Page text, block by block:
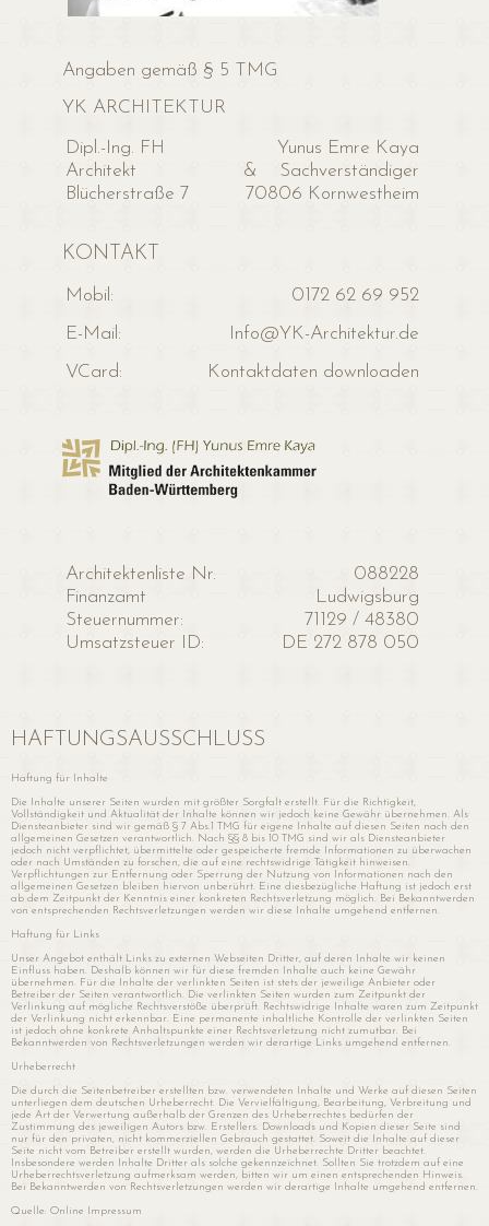
Angaben gemäß § 5 TMG
YK ARCHITEKTUR
Dipl.-Ing. FH
Yunus Emre Kaya
Architekt
& Sachverständiger
Blücherstraße 7
70806 Kornwestheim
KONTAKT
Mobil: 0172 62 69 952
E-Mail: Info@YK-Architektur.de
VCard: Kontaktdaten downloaden
Architektenliste Nr.
088228
Finanzamt
Ludwigsburg
Steuernummer:
71129 / 48380
Umsatzsteuer ID:
DE 272 878 050
HAFTUNGSAUSSCHLUSS
Haftung für Inhalte
Die Inhalte unserer Seiten wurden mit größter Sorgfalt erstellt. Für die Richtigkeit,
Vollständigkeit und Aktualität der Inhalte können wir jedoch keine Gewähr übernehmen. Als
Diensteanbieter sind wir gemäß § 7 Abs.1 TMG für eigene Inhalte auf diesen Seiten nach den
allgemeinen Gesetzen verantwortlich. Nach §§ 8 bis 10 TMG sind wir als Diensteanbieter
jedoch nicht verpflichtet, übermittelte oder gespeicherte fremde Informationen zu überwachen
oder nach Umständen zu forschen, die auf eine rechtswidrige Tätigkeit hinweisen.
Verpflichtungen zur Entfernung oder Sperrung der Nutzung von Informationen nach den
allgemeinen Gesetzen bleiben hiervon unberührt. Eine diesbezügliche Haftung ist jedoch erst
ab dem Zeitpunkt der Kenntnis einer konkreten Rechtsverletzung möglich. Bei Bekanntwerden
von entsprechenden Rechtsverletzungen werden wir diese Inhalte umgehend entfernen.
Haftung für Links
Unser Angebot enthält Links zu externen Webseiten Dritter, auf deren Inhalte wir keinen
Einfluss haben. Deshalb können wir für diese fremden Inhalte auch keine Gewähr
übernehmen. Für die Inhalte der verlinkten Seiten ist stets der jeweilige Anbieter oder
Betreiber der Seiten verantwortlich. Die verlinkten Seiten wurden zum Zeitpunkt der
Verlinkung auf mögliche Rechtsverstöße überprüft. Rechtswidrige Inhalte waren zum Zeitpunkt
der Verlinkung nicht erkennbar. Eine permanente inhaltliche Kontrolle der verlinkten Seiten
ist jedoch ohne konkrete Anhaltspunkte einer Rechtsverletzung nicht zumutbar. Bei
Bekanntwerden von Rechtsverletzungen werden wir derartige Links umgehend entfernen.
Urheberrecht
Die durch die Seitenbetreiber erstellten bzw. verwendeten Inhalte und Werke auf diesen Seiten
unterliegen dem deutschen Urheberrecht. Die Vervielfältigung, Bearbeitung, Verbreitung und
jede Art der Verwertung außerhalb der Grenzen des Urheberrechtes bedürfen der
Zustimmung des jeweiligen Autors bzw. Erstellers. Downloads und Kopien dieser Seite sind
nur für den privaten, nicht kommerziellen Gebrauch gestattet. Soweit die Inhalte auf dieser
Seite nicht vom Betreiber erstellt wurden, werden die Urheberrechte Dritter beachtet.
Insbesondere werden Inhalte Dritter als solche gekennzeichnet. Sollten Sie trotzdem auf eine
Urheberrechtsverletzung aufmerksam werden, bitten wir um einen entsprechenden Hinweis.
Bei Bekanntwerden von Rechtsverletzungen werden wir derartige Inhalte umgehend entfernen.
Quelle: Online Impressum